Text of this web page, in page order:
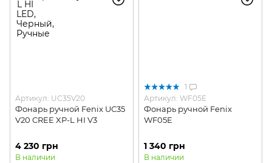
Артикул: UC35V20
Фонарь ручной Fenix UC35
V20 CREE XP-L HI V3
4 230 грн
В наличии
1
Артикул: WF05E
Фонарь ручной Fenix
WF05E
1 340 грн
В наличии